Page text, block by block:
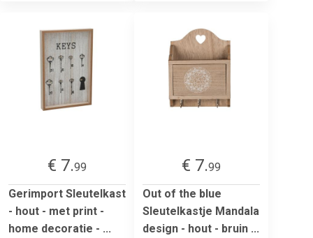
€ 7.99
Gerimport Sleutelkast
- hout - met print -
home decoratie - ...
€ 7.99
Out of the blue
Sleutelkastje Mandala
design - hout - bruin ...